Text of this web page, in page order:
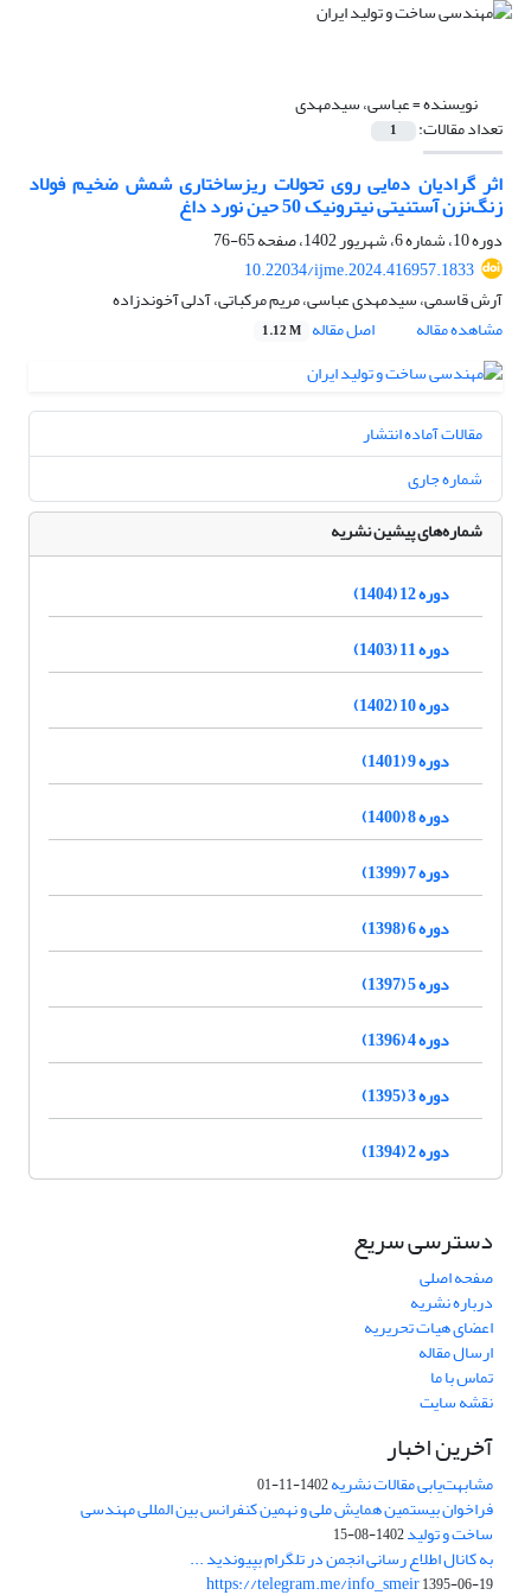
نویسنده =عباسی، سیدمهدی
تعداد مقالات: 1
اثر گرادیان دمایی روی تحولات ریزساختاری شمش ضخیم فولاد
زنگ‌نزن آستنیتی نیترونیک 50 حین نورد داغ
دوره 10، شماره 6، شهریور 1402، صفحه
65-76
10.22034/ijme.2024.416957.1833
آرش قاسمی، سیدمهدی عباسی، مریم مرکباتی، آدلی آخوندزاده
مشاهده مقاله
اصل مقاله 1.12 M
مقالات آماده انتشار
شماره جاری
شماره‌های پیشین نشریه
دوره 12 (1404)
دوره 11 (1403)
دوره 10 (1402)
دوره 9 (1401)
دوره 8 (1400)
دوره 7 (1399)
دوره 6 (1398)
دوره 5 (1397)
دوره 4 (1396)
دوره 3 (1395)
دوره 2 (1394)
دسترسی سریع
صفحه اصلی
درباره نشریه
اعضای هیات تحریریه
ارسال مقاله
تماس با ما
نقشه سایت
آخرین اخبار
مشابهت‌یابی مقالات نشریه1402-11-01
فراخوان بیستمین همایش ملی و نهمین کنفرانس بین المللی مهندسی
ساخت و تولید1402-08-15
به کانال اطلاع رسانی انجمن در تلگرام بپیوندید ...
https://telegram.me/info_smeir1395-06-19